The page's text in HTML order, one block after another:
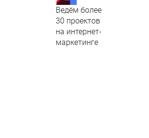
Ведём более
30 проектов
на интернет-
маркетинге